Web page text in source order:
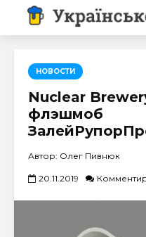
НОВОСТИ
Nuclear
флэшмоб
Автор: Олег Пивнюк
20.11.2019